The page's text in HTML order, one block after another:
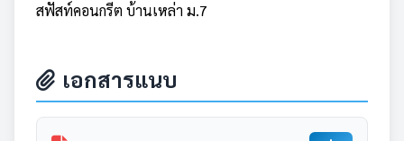
สฟัสท์คอนกรีต บ้านเหล่า ม.7
เอกสารแนบ